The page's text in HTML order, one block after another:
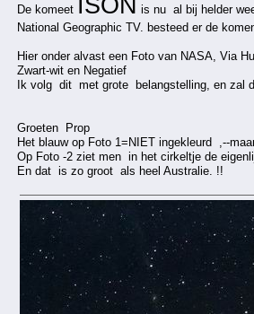
De komeet
is nu al bij helder
National Geographic TV. besteed er de
Hier onder alvast een Foto van NASA, Via
Zwart-wit en Negatief
Ik volg dit met grote belangstelling, en zal
Groeten Prop
Het blauw op Foto 1=NIET ingekleurd ,--
Op Foto -2 ziet men in het cirkeltje de
En dat is zo groot als heel Australie. !!